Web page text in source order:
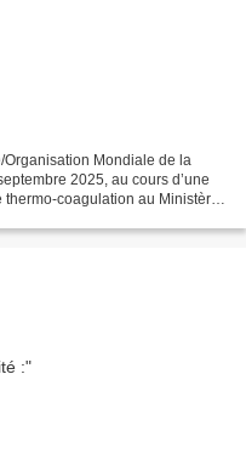
Organisation Mondiale de la
2025, au cours d’une
coagulation au Ministère